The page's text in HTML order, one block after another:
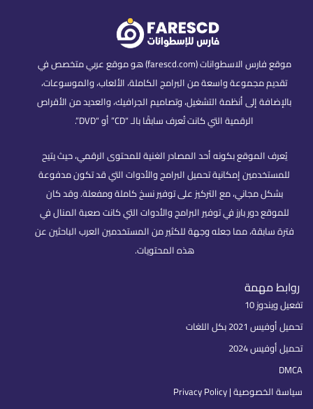
موقع فارس الاسطوانات (farescd.com) هو موقع عربي متخصص في
تقديم مجموعة واسعة من البرامج الكاملة، الألعاب، والموسوعات،
بالإضافة إلى أنظمة التشغيل، وتصاميم الجرافيك، والعديد من الأقراص
الرقمية التي كانت تُعرف سابقًا بالـ “CD” أو “DVD”.
يُعرف الموقع بكونه أحد المصادر الغنية للمحتوى الرقمي، حيث يتيح
للمستخدمين إمكانية تحميل البرامج والأدوات التي قد تكون مدفوعة
بشكل مجاني، مع التركيز على توفير نسخ كاملة ومفعلة. وقد كان
للموقع دور بارز في توفير البرامج والأدوات التي كانت صعبة المنال في
فترة سابقة، مما جعله وجهة للكثير من المستخدمين العرب الباحثين عن
هذه المحتويات.
روابط مهمة
تفعيل ويندوز 10
تحميل أوفيس 2021 بكل اللغات
تحميل أوفيس 2024
DMCA
سياسة الخصوصية | Privacy Policy